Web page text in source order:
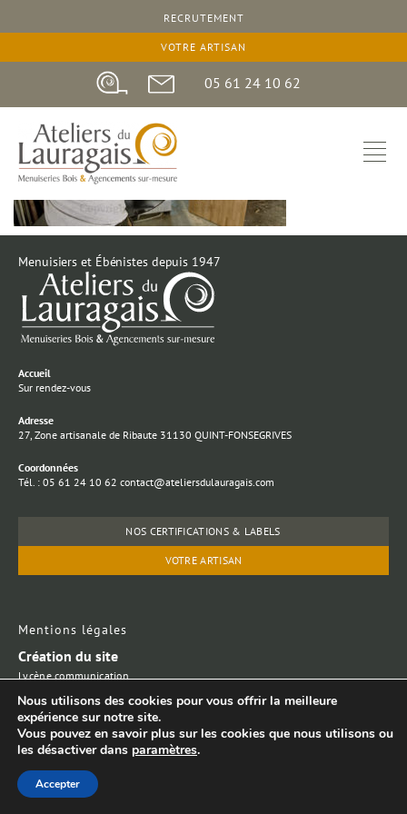
RECRUTEMENT
VOTRE ARTISAN
05 61 24 10 62
Menuisiers et Ébénistes depuis 1947
Accueil
Sur rendez-vous
Adresse
27, Zone artisanale de Ribaute 31130 QUINT-FONSEGRIVES
Coordonnées
Tél. : 05 61 24 10 62 contact@ateliersdulauragais.com
NOS CERTIFICATIONS & LABELS
VOTRE ARTISAN
Mentions légales
Lycène communication
Création du site
© Copyright 2025. All Rights Reserved. SARL au capital de 8000 €
– SIRET : 48535509300017 – APE : 3109 BA
Nous utilisons des cookies pour vous offrir la meilleure
expérience sur notre site.
Vous pouvez en savoir plus sur les cookies que nous utilisons ou
les désactiver dans paramètres.
Accepter